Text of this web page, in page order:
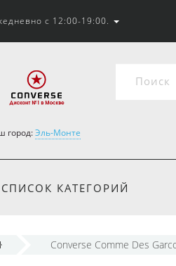
с 12:00-19:00.
город:Эль-Монте
СПИСОК КАТЕГОРИЙ
Converse Comme Des